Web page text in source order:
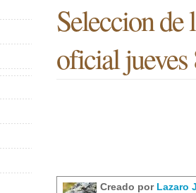
Seleccion de
oficial
Creado por Lazaro